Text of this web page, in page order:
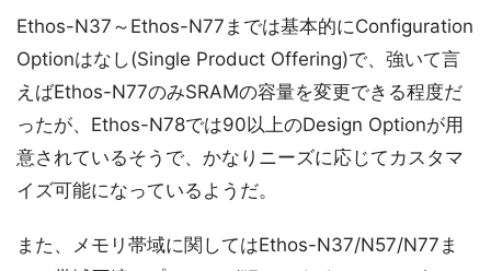
Ethos-N37～Ethos-N77までは基本的にConfiguration
Optionはなし(Single Product Offering)で、強いて言
えばEthos-N77のみSRAMの容量を変更できる程度だ
ったが、Ethos-N78では90以上のDesign Optionが用
意されているそうで、かなりニーズに応じてカスタマ
イズ可能になっているようだ。
また、メモリ帯域に関してはEthos-N37/N57/N77ま